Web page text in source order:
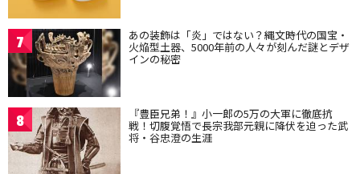
7 あの装飾は「炎」ではない？縄文時代の国宝・
火焔型土器、5000年前の人々が刻んだ謎とデザ
インの秘密
8 『豊臣兄弟！』小一郎の5万の大軍に徹底抗
戦！切腹覚悟で長宗我部元親に降伏を迫った武
将・谷忠澄の生涯